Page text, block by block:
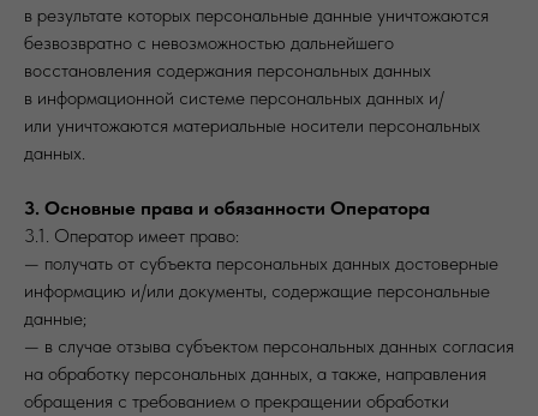
в результате которых персональные данные уничтожаются
безвозвратно с невозможностью дальнейшего
восстановления содержания персональных данных
в информационной системе персональных данных и/
или уничтожаются материальные носители персональных
данных.
3. Основные права и обязанности Оператора
3.1. Оператор имеет право:
— получать от субъекта персональных данных достоверные
информацию и/или документы, содержащие персональные
данные;
— в случае отзыва субъектом персональных данных согласия
на обработку персональных данных, а также, направления
обращения с требованием о прекращении обработки